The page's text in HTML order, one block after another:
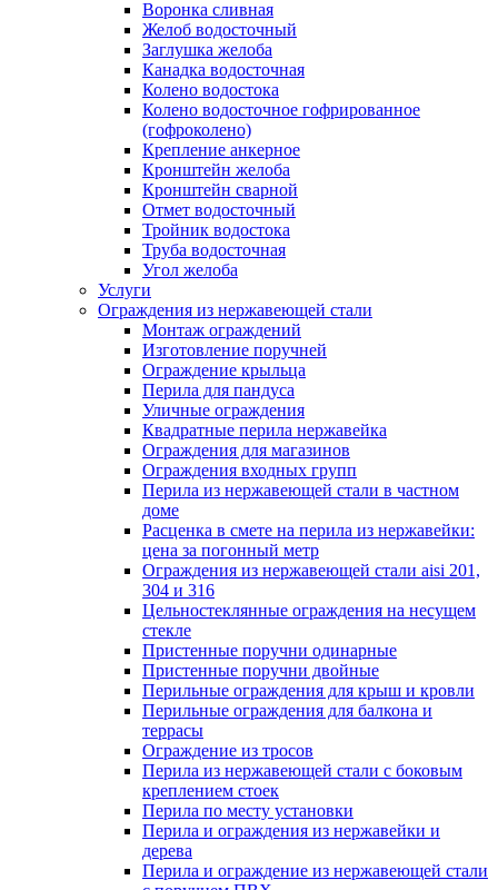
Воронка сливная
Желоб водосточный
Заглушка желоба
Канадка водосточная
Колено водостока
Колено водосточное гофрированное
(гофроколено)
Крепление анкерное
Кронштейн желоба
Кронштейн сварной
Отмет водосточный
Тройник водостока
Труба водосточная
Угол желоба
Услуги
Ограждения из нержавеющей стали
Монтаж ограждений
Изготовление поручней
Ограждение крыльца
Перила для пандуса
Уличные ограждения
Квадратные перила нержавейка
Ограждения для магазинов
Ограждения входных групп
Перила из нержавеющей стали в частном
доме
Расценка в смете на перила из нержавейки:
цена за погонный метр
Ограждения из нержавеющей стали aisi 201,
304 и 316
Цельностеклянные ограждения на несущем
стекле
Пристенные поручни одинарные
Пристенные поручни двойные
Перильные ограждения для крыш и кровли
Перильные ограждения для балкона и
террасы
Ограждение из тросов
Перила из нержавеющей стали с боковым
креплением стоек
Перила по месту установки
Перила и ограждения из нержавейки и
дерева
Перила и ограждение из нержавеющей стали